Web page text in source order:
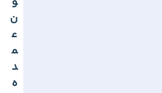
ن
ع
م
د
ه